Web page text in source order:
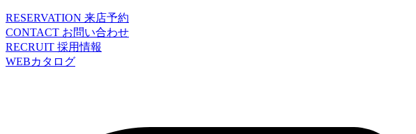
RESERVATION 来店予約
CONTACT お問い合わせ
RECRUIT 採用情報
WEBカタログ